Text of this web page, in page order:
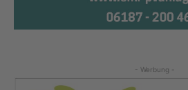
- Werbung -